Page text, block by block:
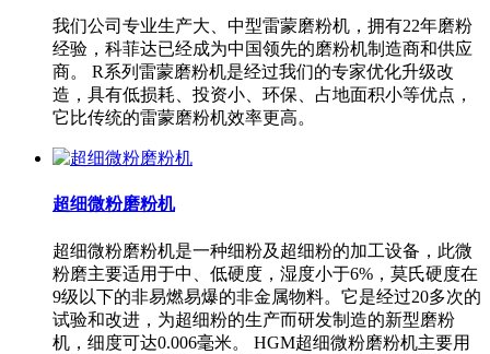
我们公司专业生产大、中型雷蒙磨粉机，拥有22年磨粉
经验，科菲达已经成为中国领先的磨粉机制造商和供应
商。 R系列雷蒙磨粉机是经过我们的专家优化升级改
造，具有低损耗、投资小、环保、占地面积小等优点，
它比传统的雷蒙磨粉机效率更高。
超细微粉磨粉机
超细微粉磨粉机是一种细粉及超细粉的加工设备，此微
粉磨主要适用于中、低硬度，湿度小于6%，莫氏硬度在
9级以下的非易燃易爆的非金属物料。它是经过20多次的
试验和改进，为超细粉的生产而研发制造的新型磨粉
机，细度可达0.006毫米。 HGM超细微粉磨粉机主要用